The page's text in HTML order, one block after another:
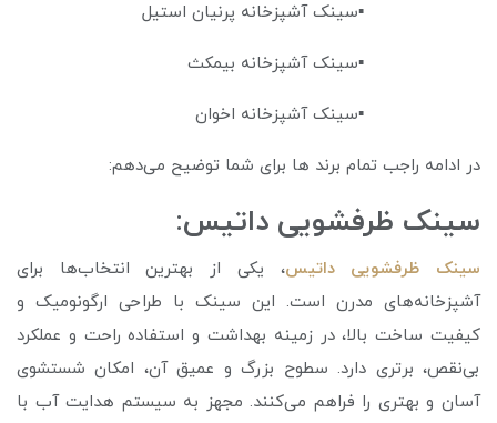
▪️سینک آشپزخانه پرنیان استیل
▪️سینک آشپزخانه بیمکث
▪️سینک آشپزخانه اخوان
در ادامه راجب تمام برند ها برای شما توضیح می‌دهم:
سینک ظرفشویی داتیس:
سینک ظرفشویی داتیس، یکی از بهترین انتخاب‌ها برای
آشپزخانه‌های مدرن است. این سینک با طراحی ارگونومیک و
کیفیت ساخت بالا، در زمینه بهداشت و استفاده راحت و عملکرد
بی‌نقص، برتری دارد. سطوح بزرگ و عمیق آن، امکان شستشوی
آسان و بهتری را فراهم می‌کنند. مجهز به سیستم هدایت آب با